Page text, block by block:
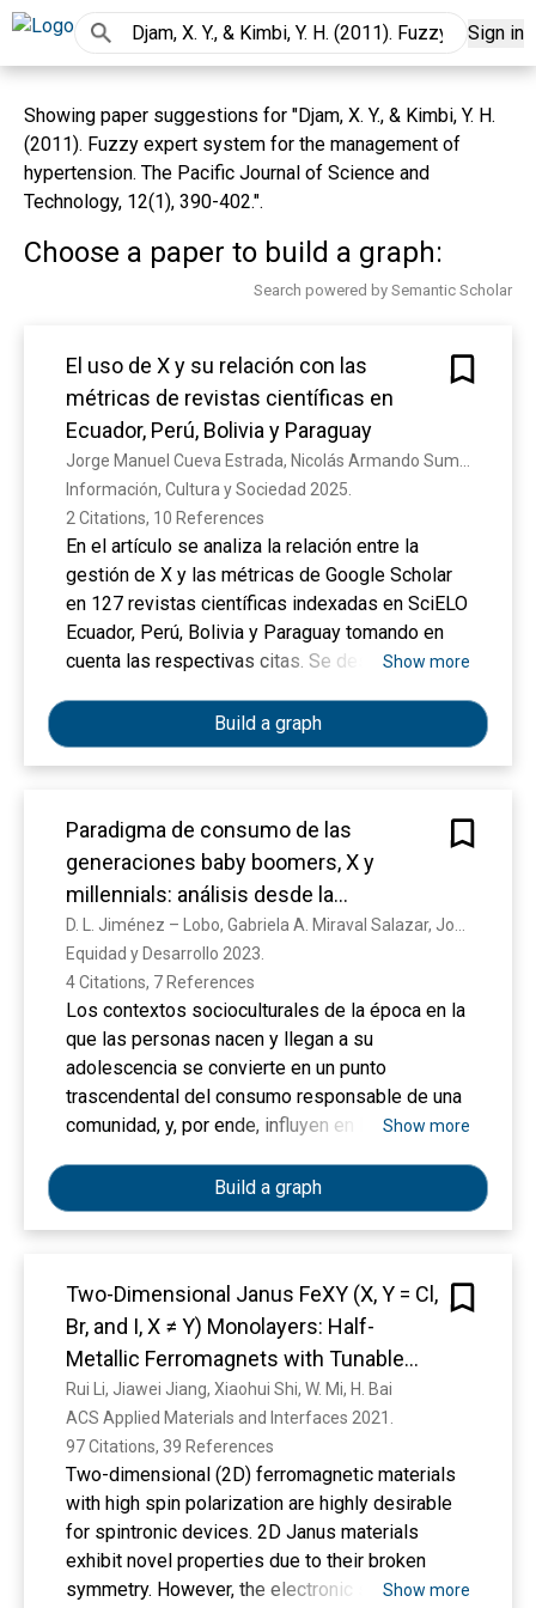
Sign in
Showing paper suggestions for "Djam, X. Y., & Kimbi, Y. H.
(2011). Fuzzy expert system for the management of
hypertension. The Pacific Journal of Science and
Technology, 12(1), 390-402.".
Choose a paper to build a graph:
Search powered by Semantic Scholar
El uso de X y su relación con las
métricas de revistas científicas en
Ecuador, Perú, Bolivia y Paraguay
Información, Cultura y Sociedad 2025.
2 Citations, 10 References
En el artículo se analiza la relación entre la
gestión de X y las métricas de Google Scholar
en 127 revistas científicas indexadas en SciELO
Ecuador, Perú, Bolivia y Paraguay tomando en
cuenta las respectivas citas. Se destaca que
SciELO en los cuatro países tenían cuentas
activas en X y Google Scholar. Además, se
evidencia la correlación entre X y las citas en
Complementariamente, el estudio encontró una
correlación positiva entre el número de
publicaciones y seguidores en X con el número
de citas en Google Scholar. Aunque existe una
correlación positiva entre las publicaciones en X
y las citas logradas en Google Scholar, al igual
que un evidente aumento en los seguidores, las
revistas científicas de la región latinoamericana
no están haciendo presencia efectiva en redes
sociales, o al menos en X para el presente
estudio, por ello, se sugiere realizar un plan
objetivos de visibilidad.
Show more
Build a graph
Paradigma de consumo de las
generaciones baby boomers, X y
millennials: análisis desde la
sostenibilidad ambiental
Equidad y Desarrollo 2023.
4 Citations, 7 References
Los contextos socioculturales de la época en la
que las personas nacen y llegan a su
adolescencia se convierte en un punto
trascendental del consumo responsable de una
comunidad, y, por ende, influyen en la capacidad
Por esta razón, se logró analizar los paradigmas
de consumo de las generaciones baby
boomers, X y millennials desde la
(Colombia), por medio de la huella ecológica. El
enfoque de la investigación fue cuantitativo bajo
un alcance descriptivo-analítico; se implementó
una encuesta a 266 personas de entre 25 y 77
años, obteniendo como resultados que los
millennials son el grupo poblacional con el
consumo más responsable, con una huella de
0,046 hag/año, debido a que tienden a consumir
con menos frecuencia productos con alto
impacto ambiental según la oferta ambiental del
municipio de Aguachica-Cesar.
Show more
Build a graph
Two-Dimensional Janus FeXY (X, Y = Cl,
Br, and I, X ≠ Y) Monolayers: Half-
Metallic Ferromagnets with Tunable
Magnetic Properties under Strain.
Rui Li, Jiawei Jiang, Xiaohui Shi, W. Mi, H. Bai
ACS Applied Materials and Interfaces 2021.
97 Citations, 39 References
Two-dimensional (2D) ferromagnetic materials
with high spin polarization are highly desirable
for spintronic devices. 2D Janus materials
exhibit novel properties due to their broken
symmetry. However, the electronic structure and
Show more